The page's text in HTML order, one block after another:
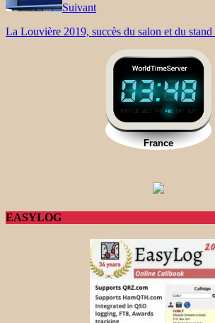
Suivant
La Louvière 2019, succès du salon et du
EASYLOG